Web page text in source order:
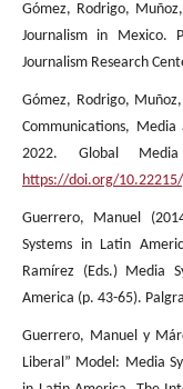
Gómez, Rodrigo,
Journalism in Mexico.
Journalism Research
Gómez, Rodrigo,
Communications,
2022. Global
https://doi.org/
Guerrero, Manuel
Systems in Latin
Ramírez (Eds.) Media
America (p. 43-65).
Guerrero, Manuel y
Liberal” Model: Media